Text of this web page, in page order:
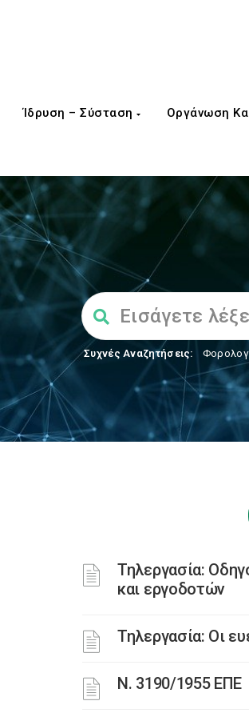
Ίδρυση – Σύσταση Οργάνωση
Συχνές Αναζητήσεις:
Τηλεργασία:
και εργοδοτών
Τηλεργασία: Οι
Ν. 3190/1955 ΕΠΕ